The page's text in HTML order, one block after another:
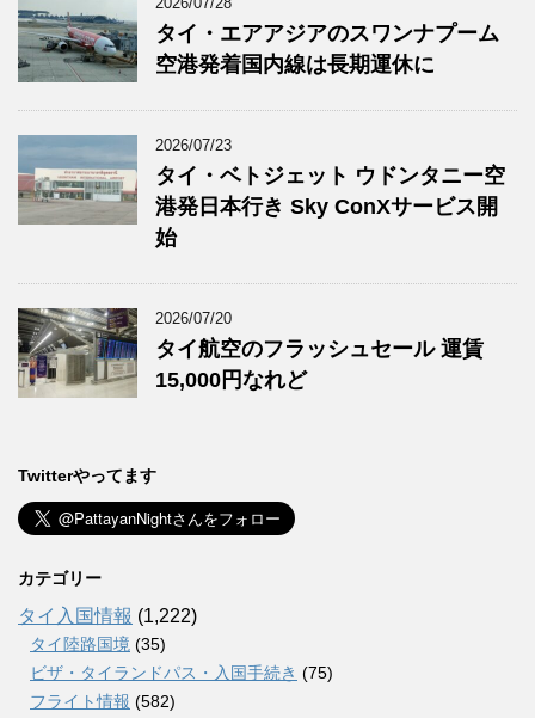
タイ・エアアジアのスワンナプーム
空港発着国内線は長期運休に
2026/07/23
タイ・ベトジェット ウドンタニー空
港発日本行き Sky ConXサービス開
始
2026/07/20
タイ航空のフラッシュセール 運賃
15,000円なれど
Twitterやってます
カテゴリー
タイ入国情報 (1,222)
タイ陸路国境 (35)
ビザ・タイランドパス・入国手続き (75)
フライト情報 (582)